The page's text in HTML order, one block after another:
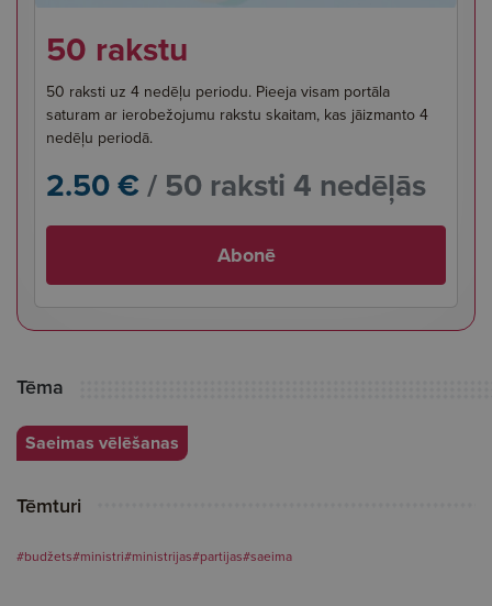
50 rakstu
50 raksti uz 4 nedēļu periodu. Pieeja visam portāla
saturam ar ierobežojumu rakstu skaitam, kas jāizmanto 4
nedēļu periodā.
2.50 € / 50 raksti 4 nedēļās
Abonē
Tēma
Saeimas vēlēšanas
Tēmturi
#budžets#ministri#ministrijas#partijas#saeima